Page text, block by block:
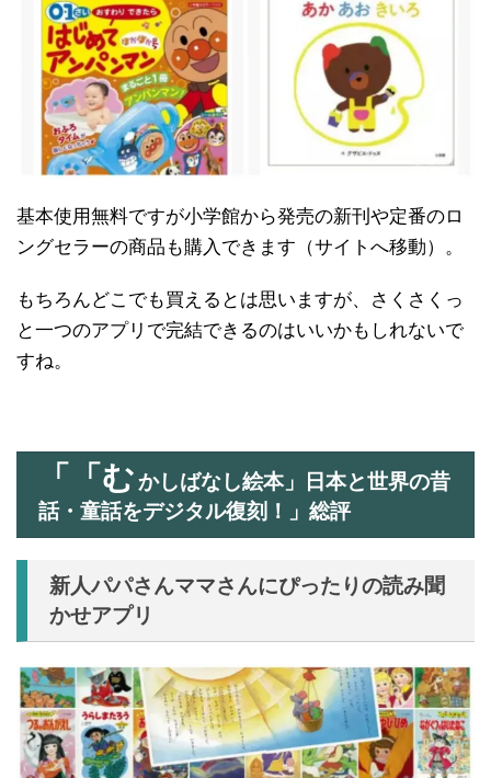
基本使用無料ですが小学館から発売の新刊や定番のロ
ングセラーの商品も購入できます（サイトへ移動）。
もちろんどこでも買えるとは思いますが、さくさくっ
と一つのアプリで完結できるのはいいかもしれないで
すね。
「「むかしばなし絵本」日本と世界の昔
話・童話をデジタル復刻！」総評
新人パパさんママさんにぴったりの読み聞
かせアプリ